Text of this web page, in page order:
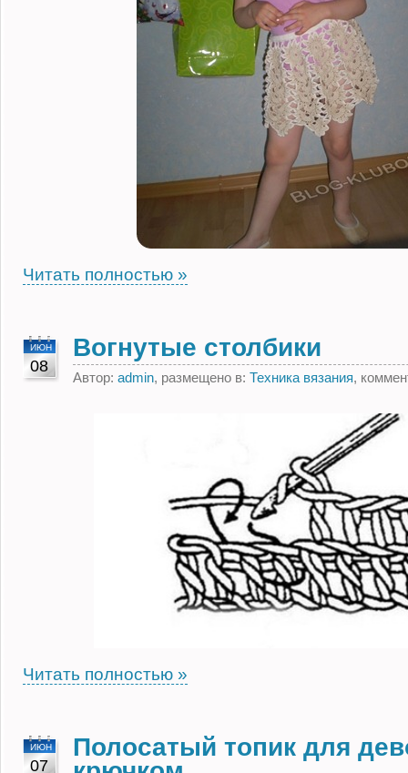
Читать полностью »
ИЮН
08
Вогнутые столбики
Автор: admin, размещено в: Техника вязания,
Читать полностью »
ИЮН
07
Полосатый топик для